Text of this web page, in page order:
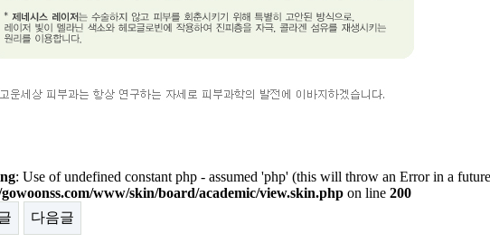
: Use of undefined constant php - assumed 'php' (this will throw an Error in a
www/skin/board/academic/view.skin.php on line 200
다음글